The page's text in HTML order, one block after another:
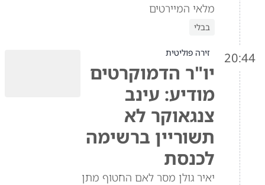
מלאי המיירטים
בבלי
20:44 זירה פוליטית
יו"ר הדמוקרטים
מודיע: עינב
צנגאוקר לא
תשוריין ברשימה
לכנסת
יאיר גולן מסר לאם החטוף מתן